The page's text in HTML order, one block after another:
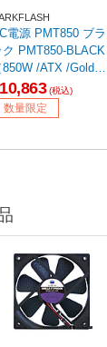
電源 PMT850 ブラ
ク PMT850-BLACK
850W /ATX /Gold］
】 (税込)
数量限定